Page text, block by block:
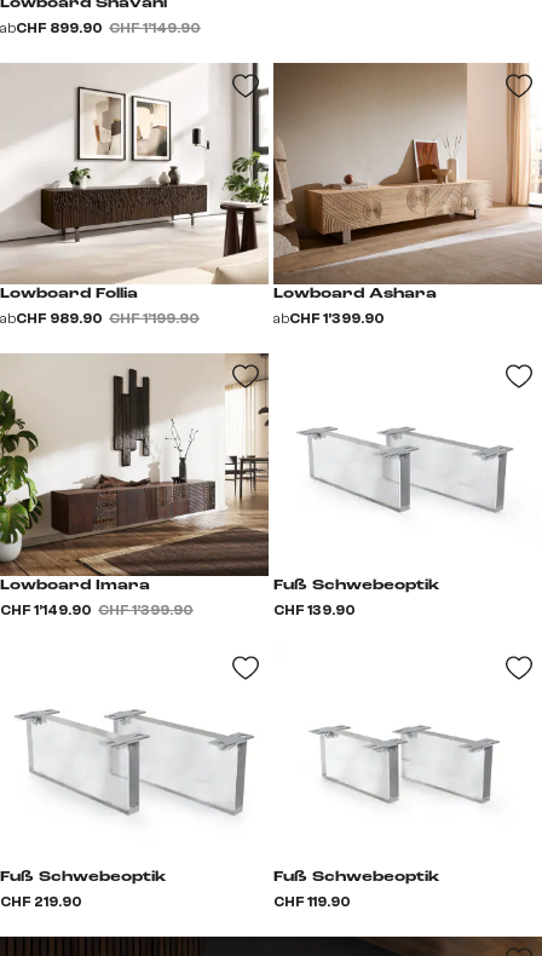
Lowboard Shavani
abCHF 899.90 CHF 1’149.90
Lowboard Follia
abCHF 989.90 CHF 1’199.90
Lowboard Ashara
abCHF 1’399.90
Lowboard Imara
CHF 1’149.90 CHF 1’399.90
Fuß Schwebeoptik
CHF 139.90
Fuß Schwebeoptik
CHF 219.90
Fuß Schwebeoptik
CHF 119.90